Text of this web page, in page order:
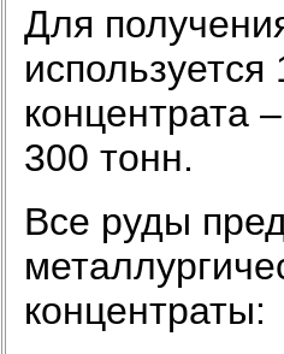
Для
концентрата
300 тонн.
Все руды
концентраты: